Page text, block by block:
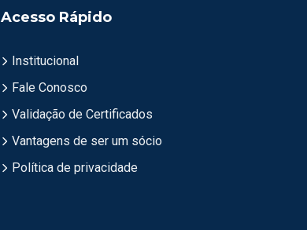
Acesso Rápido
Institucional
Fale Conosco
Validação de Certificados
Vantagens de ser um sócio
Política de privacidade